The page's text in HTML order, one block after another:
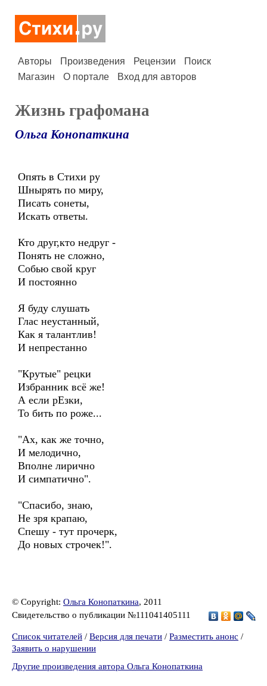
Авторы Произведения Рецензии
Поиск
Магазин
О портале Вход для авторов
Жизнь графомана
Ольга Конопаткина
Опять в Стихи ру
Шнырять по миру,
Писать сонеты,
Искать ответы.
Кто друг,кто недруг -
Понять не сложно,
Собью свой круг
И постоянно
Я буду слушать
Глас неустанный,
Как я талантлив!
И непрестанно
"Крутые" рецки
Избранник всё же!
А если рЕзки,
То бить по роже...
"Ах, как же точно,
И мелодично,
Вполне лирично
И симпатично".
"Спасибо, знаю,
Не зря крапаю,
Спешу - тут прочерк,
До новых строчек!".
© Copyright: Ольга Конопаткина, 2011
Свидетельство о публикации №111041405111
Список читателей / Версия для печати / Разместить анонс /
Заявить о нарушении
Другие произведения автора Ольга Конопаткина